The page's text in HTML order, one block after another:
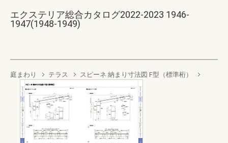
エクステリア総合カタログ2022-2023 1946-
1947(1948-1949)
庭まわり テラス スピーネ 納まり寸法図 F型（標準桁）